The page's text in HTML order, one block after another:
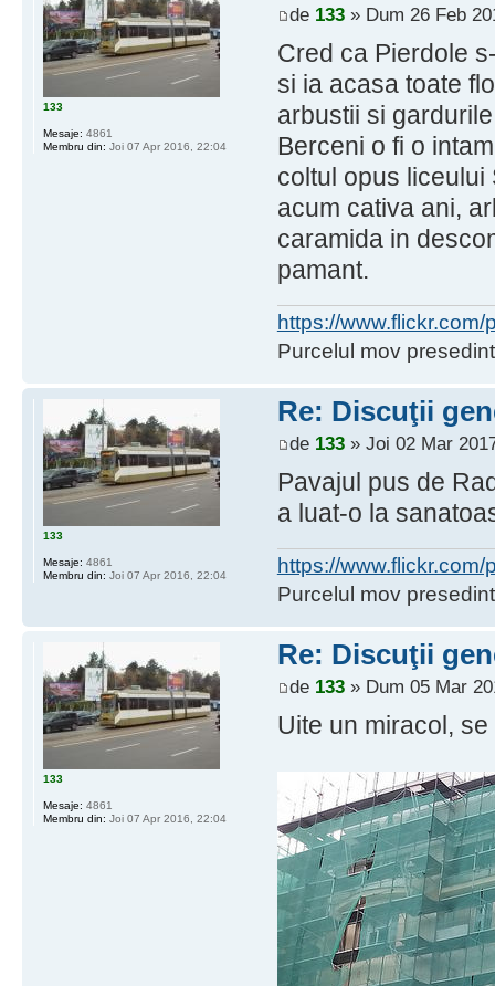
de 133» Dum 26 Feb
Cred ca Pierdole
si ia acasa toate
arbustii si
Berceni o fi o
coltul opus
acum cativa ani,
caramida in
pamant.
https://
Purcelul mov
133
Mesaje: 4861
Membru din: Joi 07 Apr 2016, 22:04
Re: Discuţii
de 133» Joi 02 Mar
Pavajul pus de
a luat-o la
https://
Purcelul mov
133
Mesaje: 4861
Membru din: Joi 07 Apr 2016, 22:04
Re: Discuţii
de 133» Dum 05 Mar
Uite un miracol,
133
Mesaje: 4861
Membru din: Joi 07 Apr 2016, 22:04